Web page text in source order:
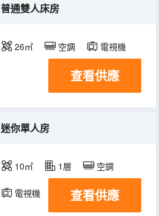
普通雙人床房
26㎡ 空調 電視機
查看供應
迷你單人房
10㎡ 1層 空調
電視機 查看供應